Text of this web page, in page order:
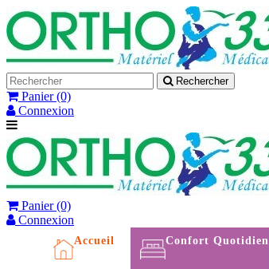
Rechercher
Panier (0)
Connexion
Panier (0)
Connexion
Accueil Confort Quotidien